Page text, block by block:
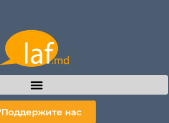
Поддержите нас